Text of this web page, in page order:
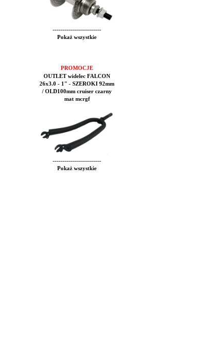
------------------------
Pokaż wszystkie
PROMOCJE
OUTLET widelec FALCON
26x3.0 - 1" - SZEROKI 92mm
/ OLD100mm cruiser czarny
mat mcrgf
------------------------
Pokaż wszystkie